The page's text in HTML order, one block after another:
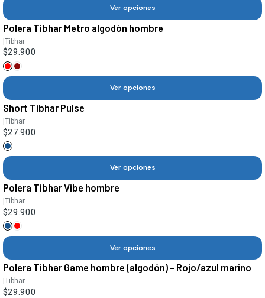
Ver opciones
Polera Tibhar Metro algodón hombre
|Tibhar
$29.900
Ver opciones
Short Tibhar Pulse
|Tibhar
$27.900
Ver opciones
Polera Tibhar Vibe hombre
|Tibhar
$29.900
Ver opciones
Polera Tibhar Game hombre (algodón) - Rojo/azul marino
|Tibhar
$29.900